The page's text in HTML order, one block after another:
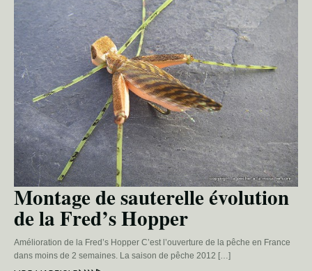
Montage de sauterelle évolution
de la Fred’s Hopper
Amélioration de la Fred’s Hopper C’est l’ouverture de la pêche en France
dans moins de 2 semaines. La saison de pêche 2012 […]